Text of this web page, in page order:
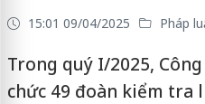
15:01 09/04/2025 Pháp
Trong quý I/2025,
chức 49 đoàn kiểm tra